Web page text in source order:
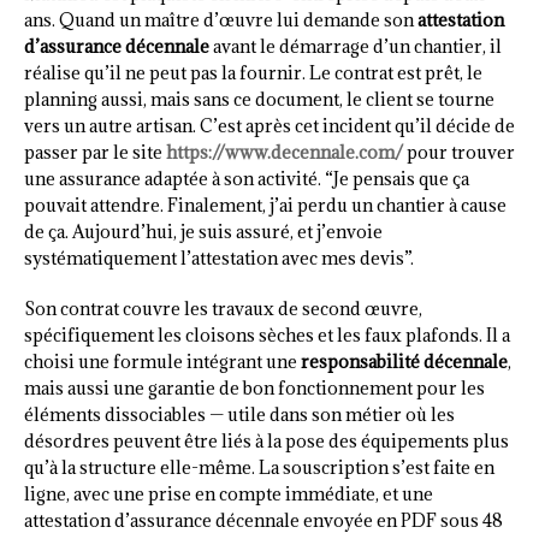
ans. Quand un maître d’œuvre lui demande sonattestation
d’assurance décennaleavant le démarrage d’un chantier, il
réalise qu’il ne peut pas la fournir. Le contrat est prêt, le
planning aussi, mais sans ce document, le client se tourne
vers un autre artisan. C’est après cet incident qu’il décide de
passer par le site https://www.decennale.com/pour trouver
une assurance adaptée à son activité. “Je pensais que ça
pouvait attendre. Finalement, j’ai perdu un chantier à cause
de ça. Aujourd’hui, je suis assuré, et j’envoie
systématiquement l’attestation avec mes devis”.
Son contrat couvre les travaux de second œuvre,
spécifiquement les cloisons sèches et les faux plafonds. Il a
choisi une formule intégrant une responsabilité décennale,
mais aussi une garantie de bon fonctionnement pour les
éléments dissociables — utile dans son métier où les
désordres peuvent être liés à la pose des équipements plus
qu’à la structure elle-même. La souscription s’est faite en
ligne, avec une prise en compte immédiate, et une
attestation d’assurance décennale envoyée en PDF sous 48